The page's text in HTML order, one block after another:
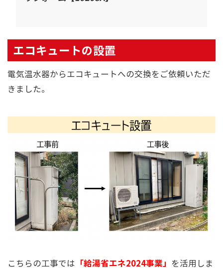
エコキュートの設置
電気温水器からエコキュートへの交換をご依頼いただ
きました。
こちらの工事では 「給湯省エネ2024事業」
を活用しま